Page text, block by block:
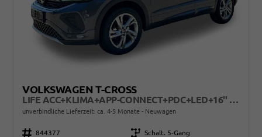
VOLKSWAGEN T-CROSS
LIFE ACC+KLIMA+APP-CONNECT+PDC+LED+16'' ALU
unverbindliche Lieferzeit: ca. 4-5 Monate Neuwagen
Fahrzeugnr. 844377 Getriebe Schalt. 5-Gang